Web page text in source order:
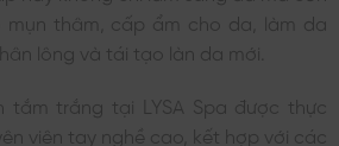
mụn thâm, cấp ẩm cho da, làm da
lông và tái tạo làn da mới.
trắng tại LYSA Spa được thực
viên tay nghề cao, kết hợp với các